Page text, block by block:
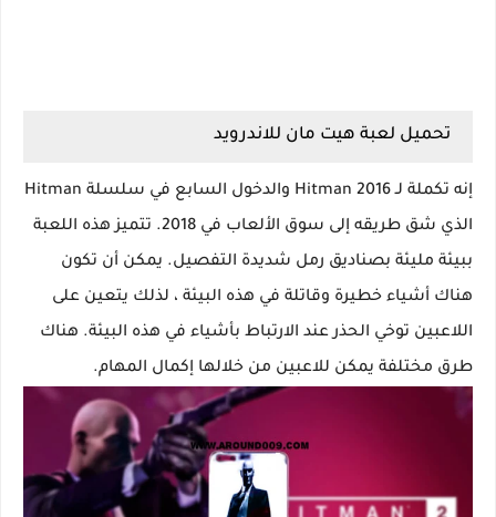
تحميل لعبة هيت مان للاندرويد
إنه تكملة لـ Hitman 2016 والدخول السابع في سلسلة Hitman
الذي شق طريقه إلى سوق الألعاب في 2018.
تتميز هذه اللعبة
ببيئة مليئة بصناديق رمل شديدة التفصيل. يمكن أن تكون
هناك أشياء خطيرة وقاتلة في هذه البيئة ، لذلك يتعين على
اللاعبين توخي الحذر عند الارتباط بأشياء في هذه البيئة. هناك
طرق مختلفة يمكن للاعبين من خلالها إكمال المهام.